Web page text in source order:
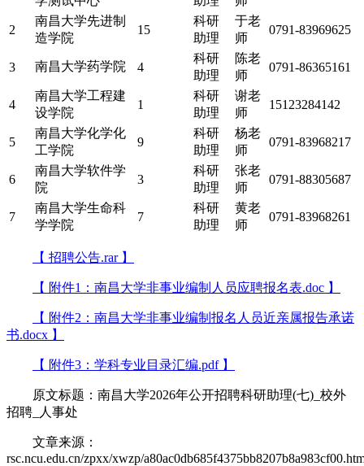
2
南昌大学先进制
造学院
15
科研
助理
于老
师
0791-83969625
3 南昌大学药学院 4
科研
助理
陈老
师
0791-86365161
4
南昌大学工程建
设学院
1
科研
助理
谢老
师
15123284142
5
南昌大学化学化
工学院
9
科研
助理
杨老
师
0791-83968217
6
南昌大学软件学
院
3
科研
助理
张老
师
0791-88305687
7
南昌大学生命科
学学院
7
科研
助理
黄老
师
0791-83968261
【 招聘公告.rar 】
【 附件1：南昌大学非事业编制人员应聘报名表.doc 】
【 附件2：南昌大学非事业编制报名人员近亲属报告承诺
书.docx 】
【 附件3：学科专业目录汇编.pdf 】
原文标题：南昌大学2026年公开招聘科研助理(七)_校外
招聘_人事处
文章来源：
rsc.ncu.edu.cn/zpxx/xwzp/